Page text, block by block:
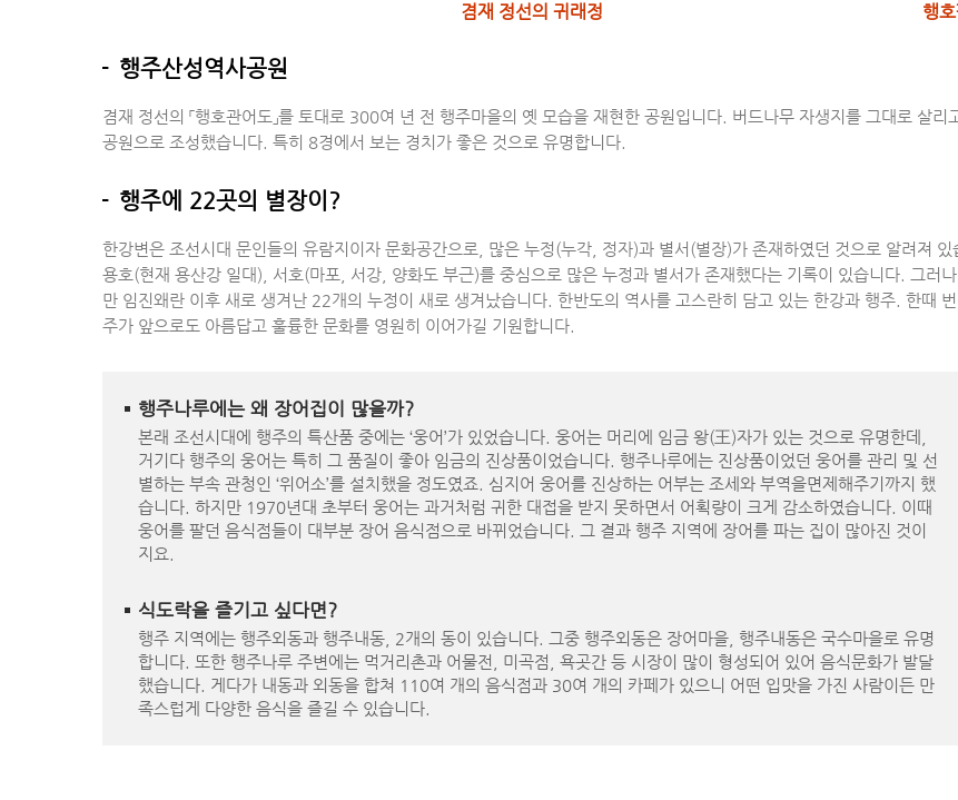
겸재 정선의 귀래정 행
행주산성역사공원
겸재 정선의 「행호관어도」를 토대로 300여 년 전 행주마을의 옛 모습을 재현한 공원입니다. 버드나무 자생지를 그대로 살
공원으로 조성했습니다. 특히 8경에서 보는 경치가 좋은 것으로 유명합니다.
행주에 22곳의 별장이?
한강변은 조선시대 문인들의 유람지이자 문화공간으로, 많은 누정(누각, 정자)과 별서(별장)가 존재하였던 것으로 알려져
용호(현재 용산강 일대), 서호(마포, 서강, 양화도 부근)를 중심으로 많은 누정과 별서가 존재했다는 기록이 있습니다. 그러
만 임진왜란 이후 새로 생겨난 22개의 누정이 새로 생겨났습니다. 한반도의 역사를 고스란히 담고 있는 한강과 행주. 한때
주가 앞으로도 아름답고 훌륭한 문화를 영원히 이어가길 기원합니다.
행주나루에는 왜 장어집이 많을까?
본래 조선시대에 행주의 특산품 중에는 ‘웅어’가 있었습니다. 웅어는 머리에 임금 왕(王)자가 있는 것으로 유명한데,
거기다 행주의 웅어는 특히 그 품질이 좋아 임금의 진상품이었습니다. 행주나루에는 진상품이었던 웅어를 관리 및 선
별하는 부속 관청인 ‘위어소’를 설치했을 정도였죠. 심지어 웅어를 진상하는 어부는 조세와 부역을면제해주기까지 했
습니다. 하지만 1970년대 초부터 웅어는 과거처럼 귀한 대접을 받지 못하면서 어획량이 크게 감소하였습니다. 이때
웅어를 팔던 음식점들이 대부분 장어 음식점으로 바뀌었습니다. 그 결과 행주 지역에 장어를 파는 집이 많아진 것이
지요.
식도락을 즐기고 싶다면?
행주 지역에는 행주외동과 행주내동, 2개의 동이 있습니다. 그중 행주외동은 장어마을, 행주내동은 국수마을로 유명
합니다. 또한 행주나루 주변에는 먹거리촌과 어물전, 미곡점, 욕곳간 등 시장이 많이 형성되어 있어 음식문화가 발달
했습니다. 게다가 내동과 외동을 합쳐 110여 개의 음식점과 30여 개의 카페가 있으니 어떤 입맛을 가진 사람이든 만
족스럽게 다양한 음식을 즐길 수 있습니다.